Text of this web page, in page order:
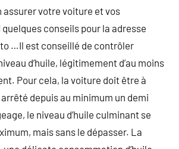
assurer votre voiture et vos
quelques conseils pour la adresse
…Il est conseillé de contrôler
d’huile, légitimement d’au moins
Pour cela, la voiture doit être à
depuis au minimum un demi
le niveau d’huile culminant se
mais sans le dépasser. La